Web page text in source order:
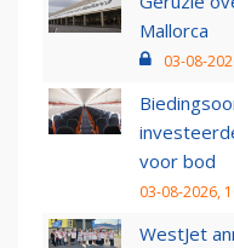
Mallorca
03-08-
voor bod
03-08-2026,
WestJet